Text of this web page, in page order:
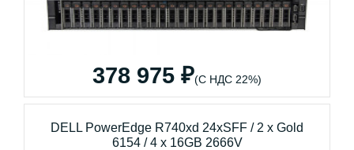
378 975 ₽(С НДС 22%)
DELL PowerEdge R740xd 24xSFF / 2 x Gold
6154 / 4 x 16GB 2666V